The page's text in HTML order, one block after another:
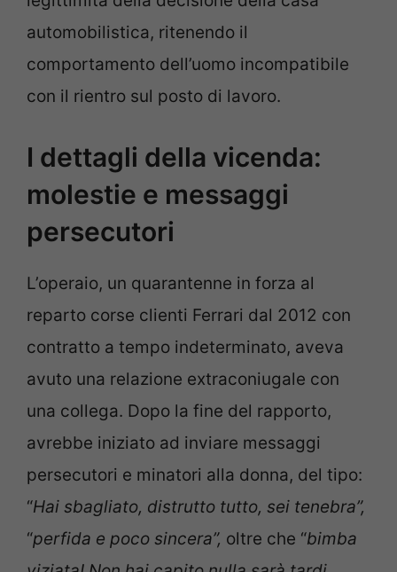
automobilistica, ritenendo il
comportamento dell’uomo incompatibile
con il rientro sul posto di lavoro.
I dettagli della vicenda:
molestie e messaggi
persecutori
L’operaio, un quarantenne in forza al
reparto corse clienti Ferrari dal 2012 con
contratto a tempo indeterminato, aveva
avuto una relazione extraconiugale con
una collega. Dopo la fine del rapporto,
avrebbe iniziato ad inviare messaggi
persecutori e minatori alla donna, del tipo:
“Hai sbagliato, distrutto tutto, sei tenebra”,
“perfida e poco sincera”, oltre che “bimba